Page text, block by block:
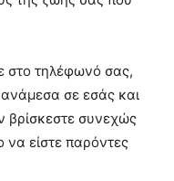
στο τηλέφωνό σας,
σε εσάς και
βρίσκεστε συνεχώς
να είστε παρόντες